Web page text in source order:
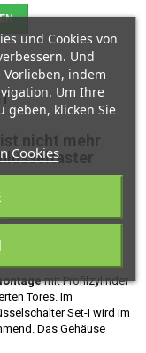
nicht mehr
mit Profilzylinder
Tores. Im
Set-I wird im
Das Gehäuse
und Cookies von
Und
indem
Um Ihre
geben, klicken Sie
Cookies